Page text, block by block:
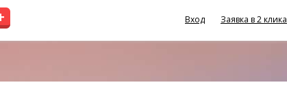
Вход Заявка в 2 клика